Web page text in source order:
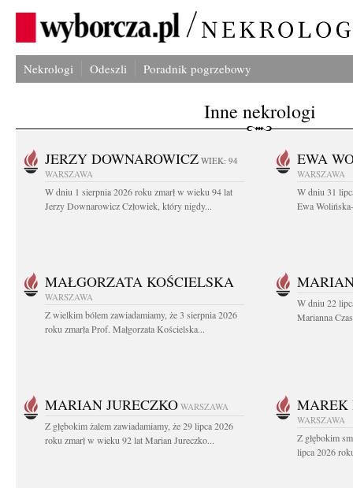
Nekrologi Odeszli Poradnik pogrzebowy
Inne nekrologi
JERZY DOWNAROWICZ WIEK: 94
WARSZAWA
W dniu 1 sierpnia 2026 roku zmarł w wieku 94 lat
Jerzy Downarowicz Człowiek, który nigdy...
EWA
WARSZAWA
W dniu 31
Ewa
MAŁGORZATA KOŚCIELSKA
WARSZAWA
Z wielkim bólem zawiadamiamy, że 3 sierpnia 2026
roku zmarła Prof. Małgorzata Kościelska...
W dniu 22
Marianna
MARIAN JURECZKO WARSZAWA
Z głębokim żalem zawiadamiamy, że 29 lipca 2026
roku zmarł w wieku 92 lat Marian Jureczko...
MAREK
WARSZAWA
Z głębokim
lipca 2026